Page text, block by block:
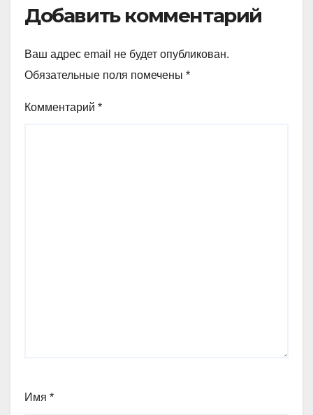
Добавить комментарий
Ваш адрес email не будет опубликован.
Обязательные поля помечены *
Комментарий *
Имя *